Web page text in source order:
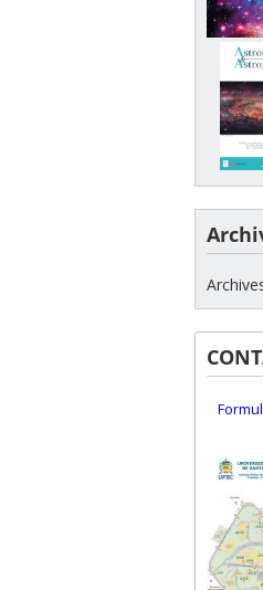
Archives